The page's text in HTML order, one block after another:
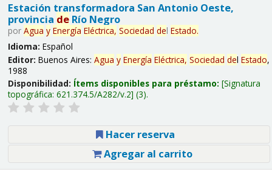
Estación transformadora San Antonio Oeste,
provincia deRío Negro
por Agua y Energía Eléctrica, Sociedad del Estado.
Idioma: Español
Editor: Buenos Aires: Agua y Energía Eléctrica, Sociedad del Estado,
1988
Disponibilidad: Ítems disponibles para préstamo: Signatura
topográfica: 621.374.5/A282/v.2 (3).
Hacer reserva
Agregar al carrito